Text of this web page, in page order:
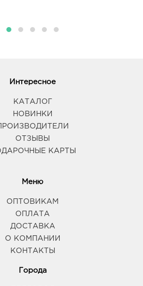
Интересное
КАТАЛОГ
НОВИНКИ
ПРОИЗВОДИТЕЛИ
ОТЗЫВЫ
КАРТЫ
Меню
ОПТОВИКАМ
ОПЛАТА
ДОСТАВКА
О КОМПАНИИ
КОНТАКТЫ
Города